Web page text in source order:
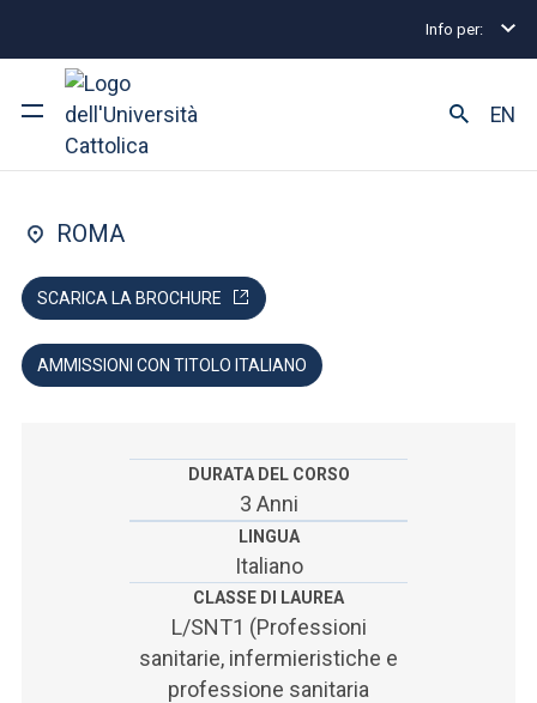
Info per:
Ricerca
Facoltà e campus
SEI UNO STUDENTE ISCRITTO?
ACCEDI ALLA MAIL ICATT
SEI UN DOCENTE O UN MEMBRO DELLO STAFF
ACCEDI A CLOUDMAIL
EN
FACOLTÀ DI: MEDICINA E CHIRURGIA
Infermieristica
ROMA
SCARICA LA BROCHURE
AMMISSIONI CON TITOLO ITALIANO
DURATA DEL CORSO
3 Anni
LINGUA
Italiano
CLASSE DI LAUREA
L/SNT1 (Professioni
sanitarie, infermieristiche e
professione sanitaria